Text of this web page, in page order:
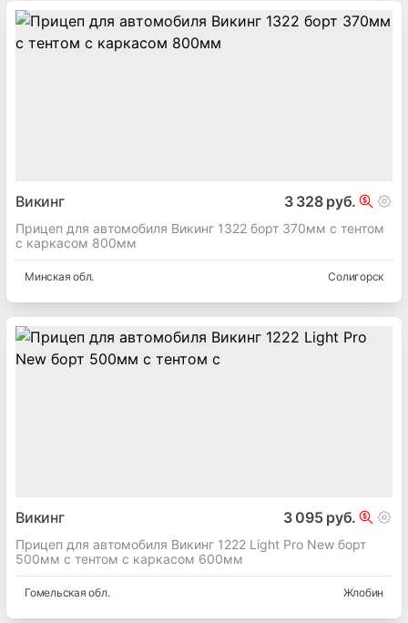
Викинг 3 328 руб.
Прицеп для автомобиля Викинг 1322 борт 370мм с тентом
с каркасом 800мм
Минская обл. Солигорск
Викинг 3 095 руб.
Прицеп для автомобиля Викинг 1222 Light Pro New борт
500мм с тентом с каркасом 600мм
Гомельская обл. Жлобин